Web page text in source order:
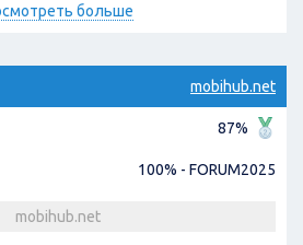
больше
mobihub.net
87%
100% - FORUM2025
mobihub.net